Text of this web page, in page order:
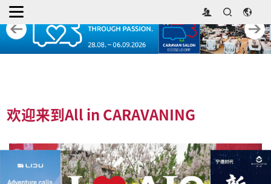
欢迎来到All in CARAVANING